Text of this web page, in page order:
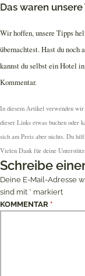
Das waren
Wir hoffen, unsere Tipps
übernachtest. Hast du noch
kannst du selbst ein Hotel
Kommentar.
In diesem Artikel verwenden
dieser Links etwas buchen oder
sich am Preis aber nichts. Du
Vielen Dank für deine
Schreibe
Deine E-Mail-Adresse
sind mit * markiert
KOMMENTAR *